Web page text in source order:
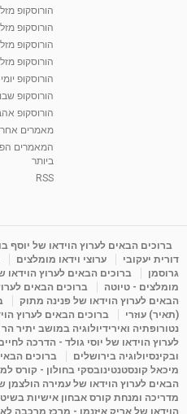
2,738 צפיות
רנה רז-גילו -טיפול אנרגטי ויעוץ
2,314 צפיות
סודות בתאריך הלידה, משמעות
ינואר זינה ליבשיץ נומרולוגית
ליסה גרוסמן - המרכז לאימון
מדיטציה בדמיון מודרך - היכרות
מאת admin 11 שנים 3,649 צפיות
פנינה מתוק - מרכז "נתיב הלב"
מדיטציה-התחדשות
Shahar-vod
הורוסקופ
הורוסקופ
הורוסקופ
הורוסקופ
הורוסקופ יומי
הורוסקופ
הורוסקופ
מאמרים
המאמרים
ביותר
RSS
ברוכים הבאים לערוץ הוידאו של יוסף
דורית יעקובי
ערוצי וידאו מומלצים
גרוסמן
ברוכים הבאים לערוץ הוידאו
מומלצים - טיוטה
ברוכים הבאים
הבאים לערוץ הוידאו של פנינה מתוק
(תאיר) עוזרי
ברוכים הבאים לערוץ
נטורופתיה ואירידיולוגיה במושב יתיר
לערוץ הוידאו של יוסי גולד - הדרכה
ובקינסיולוגיה בירושלים
ברוכים
מיכאל קונסטנטינובסקי בחולון - קורס
הבאים לערוץ הוידאו של עמירה
מדריכה ומנחת קורס אבחון אישיות
הוידאו של אריק איזנמן - מרכז מרכבה